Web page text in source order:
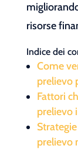
risorse
Indice dei
Come
prelievo
Fattori
prelievo
prelievo